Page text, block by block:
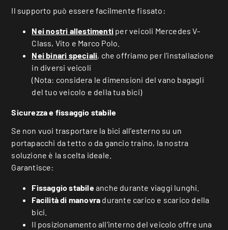
Il supporto può essere facilmente fissato:
Nei nostri allestimenti per veicoli Mercedes V-
Class, Vito e Marco Polo.
Nei binari speciali, che offriamo per l’installazione
in diversi veicoli
(Nota: considera le dimensioni del vano bagagli
del tuo veicolo e della tua bici)
Sicurezza e fissaggio stabile
Se non vuoi trasportare la bici all’esterno su un
portapacchi da tetto o da gancio traino, la nostra
soluzione è la scelta ideale.
Garantisce:
Fissaggio stabileanche durante viaggi lunghi.
Facilità di manovra durante carico e scarico della
bici.
Il posizionamento all’interno del veicolo offre una